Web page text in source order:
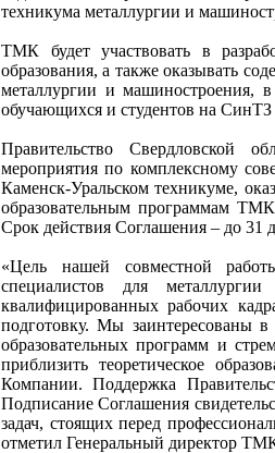
техникума металлургии и
ТМК будет участвовать в
образования, а также оказывать
металлургии и машиностроения,
обучающихся и студентов на
Правительство Свердловской
мероприятия по комплексному
Каменск-Уральском техникуме,
образовательным программам
Срок действия Соглашения – до 31
«Цель нашей совместной
специалистов для
квалифицированных рабочих
подготовку. Мы заинтересованы
образовательных программ и
приблизить теоретическое
Компании. Поддержка
Подписание Соглашения
задач, стоящих перед
отметил Генеральный директор